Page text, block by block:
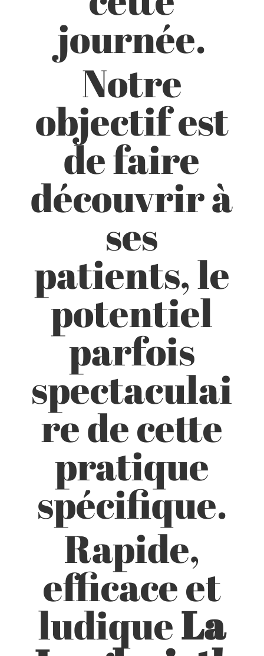
journée.
Notre
objectif est
de faire
découvrir à
ses
patients, le
potentiel
parfois
spectaculai
re de cette
pratique
spécifique.
Rapide,
efficace et
ludiqueLa